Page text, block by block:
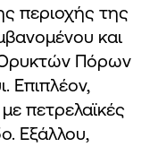
περιοχής της
και
Ορυκτών Πόρων
Επιπλέον,
πετρελαϊκές
Εξάλλου,